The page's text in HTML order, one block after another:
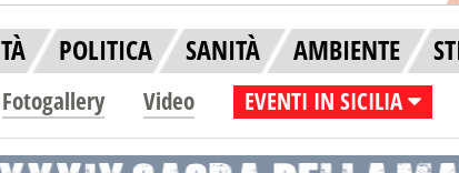
POLITICA SANITÀ AMBIENTE
Fotogallery Video EVENTI IN SICILIA